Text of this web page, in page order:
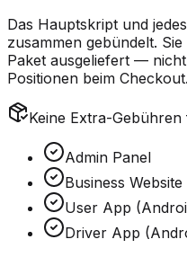
Das Hauptskript und
zusammen gebündelt.
Paket ausgeliefert —
Positionen beim Checkout.
Keine Extra-
Admin Panel
Business Website
User App
Driver App